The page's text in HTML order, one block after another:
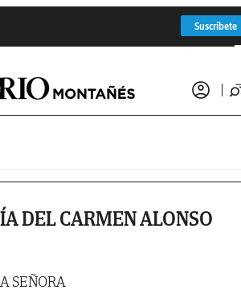
Suscríbete
DEL CARMEN ALONSO
SEÑORA